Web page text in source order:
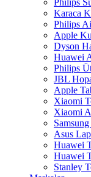
Karaca
Philips
Apple
Dyson
Huawei
Philips
JBL
Apple
Xiaomi
Xiaomi
Samsung
Asus
Huawei
Huawei
Stanley